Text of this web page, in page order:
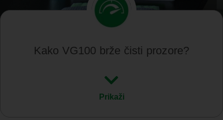
Kako VG100 brže čisti prozore?
Prikaži